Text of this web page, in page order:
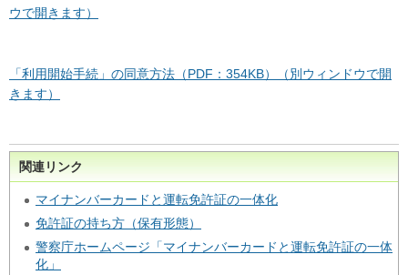
ウで開きます）
「利用開始手続」の同意方法（PDF：354KB）（別ウィンドウで開
きます）
関連リンク
マイナンバーカードと運転免許証の一体化
免許証の持ち方（保有形態）
警察庁ホームページ「マイナンバーカードと運転免許証の一体
化」